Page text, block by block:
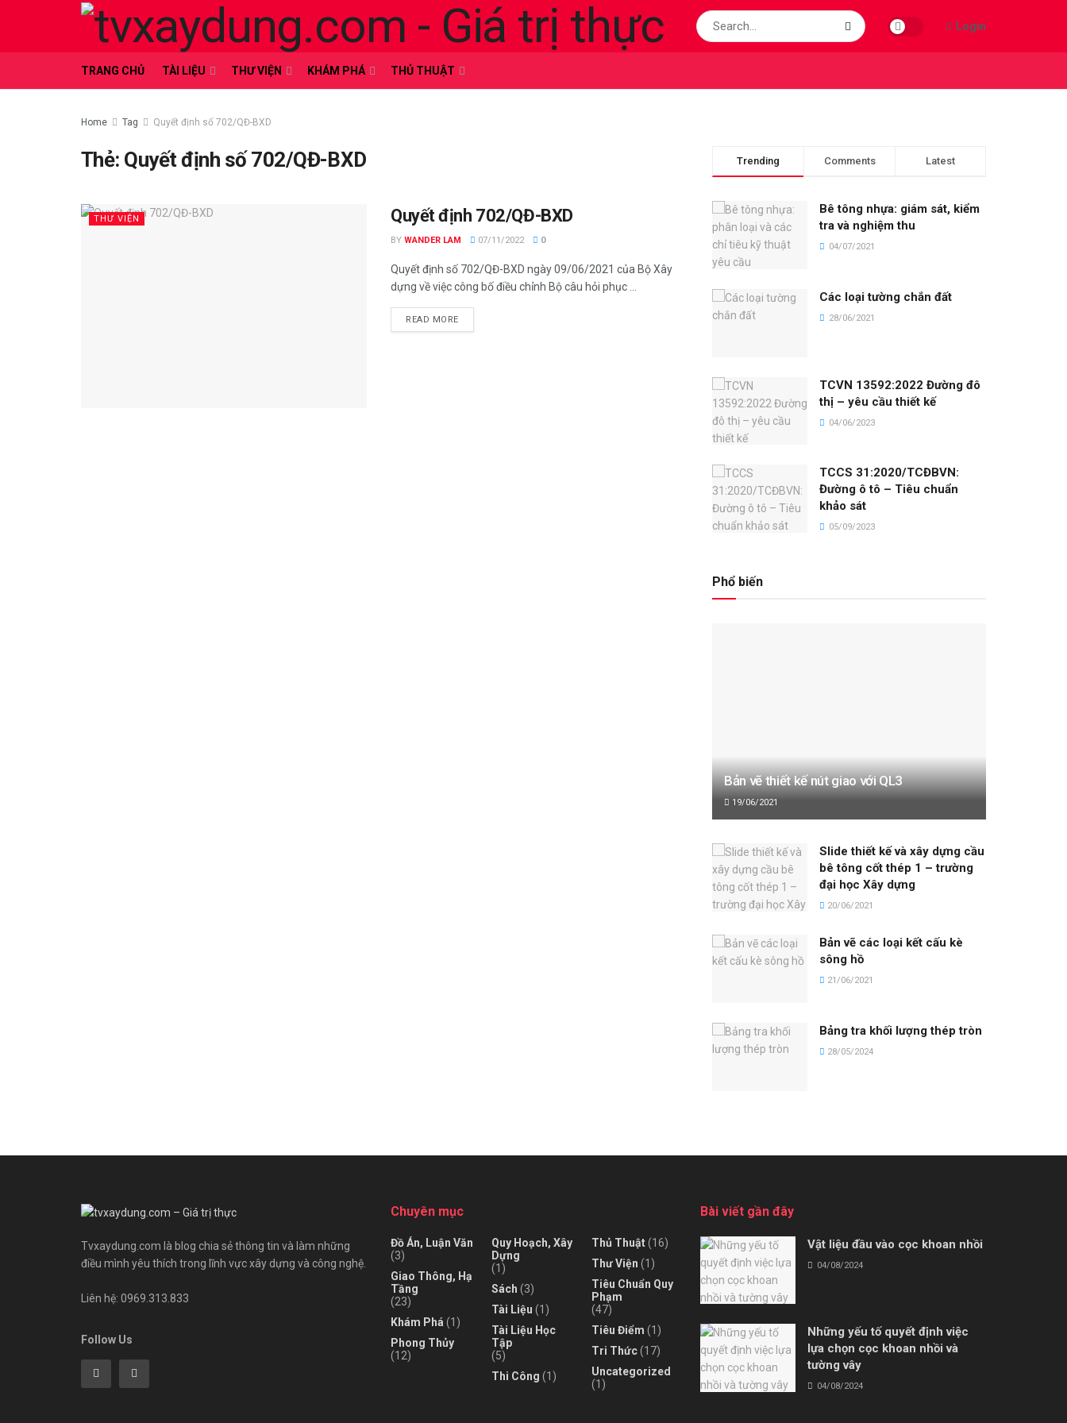
Login
TRANG CHỦ TÀI LIỆU THƯ VIỆN KHÁM PHÁ THỦ THUẬT
Home Tag Quyết định số 702/QĐ-BXD
Thẻ: Quyết định số 702/QĐ-BXD
THƯ VIỆN Quyết định 702/QĐ-BXD
BY WANDER LAM 07/11/2022 0
Quyết định số 702/QĐ-BXD ngày 09/06/2021 của Bộ Xây
dựng về việc công bố điều chỉnh Bộ câu hỏi phục ...
READ MORE
Trending Comments Latest
Bê tông nhựa: giám sát, kiểm
tra và nghiệm thu
04/07/2021
Các loại tường chắn đất
28/06/2021
TCVN 13592:2022 Đường đô
thị – yêu cầu thiết kế
04/06/2023
TCCS 31:2020/TCĐBVN:
Đường ô tô – Tiêu chuẩn
khảo sát
05/09/2023
Phổ biến
Bản vẽ thiết kế nút giao với QL3
19/06/2021
Slide thiết kế và xây dựng cầu
bê tông cốt thép 1 – trường
đại học Xây dựng
20/06/2021
Bản vẽ các loại kết cấu kè
sông hồ
21/06/2021
Bảng tra khối lượng thép tròn
28/05/2024
Tvxaydung.com là blog chia sẻ thông tin và làm những
điều mình yêu thích trong lĩnh vực xây dựng và công nghệ.
Liên hệ: 0969.313.833
Follow Us
Chuyên mục
Đồ Án, Luận Văn
(3)
Giao Thông, Hạ
Tầng
(23)
Khám Phá (1)
Phong Thủy
(12)
Quy Hoạch, Xây
Dựng
(1)
Sách (3)
Tài Liệu (1)
Tài Liệu Học
Tập
(5)
Thi Công (1)
Thủ Thuật(16)
Thư Viện (1)
Tiêu Chuẩn Quy
Phạm
(47)
Tiêu Điểm (1)
Tri Thức(17)
Uncategorized
(1)
Bài viết gần đây
Vật liệu đầu vào cọc khoan nhồi
04/08/2024
Những yếu tố quyết định việc
lựa chọn cọc khoan nhồi và
tường vây
04/08/2024